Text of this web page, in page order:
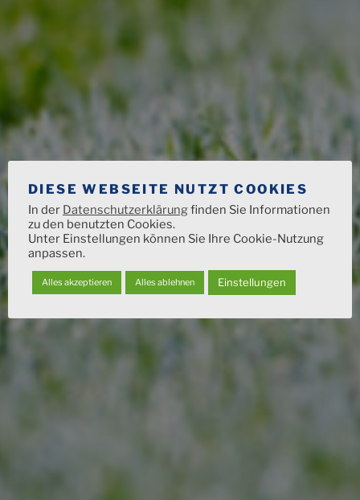
DIESE WEBSEITE NUTZT COOKIES
In der Datenschutzerklärungfinden Sie Informationen
zu den benutzten Cookies.
Unter Einstellungen können Sie Ihre Cookie-Nutzung
anpassen.
Alles akzeptieren Alles ablehnen Einstellungen